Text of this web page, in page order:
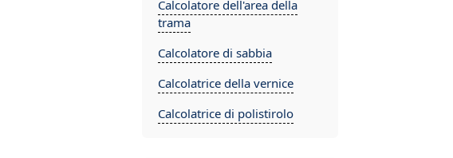
Calcolatore dell'area della
trama
Calcolatore di sabbia
Calcolatrice della vernice
Calcolatrice di polistirolo